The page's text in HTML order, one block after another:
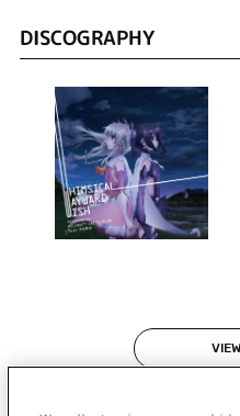
DISCOGRAPHY